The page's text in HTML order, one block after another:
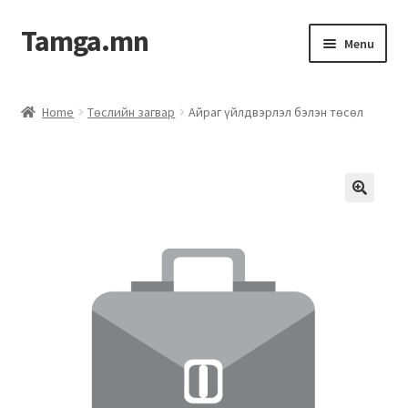
Tamga.mn Menu
Дотоод журмын багц
Home Төслийн загвар Айраг үйлдвэрлэл бэлэн төсөл